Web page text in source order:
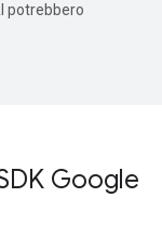
potrebbero
Google